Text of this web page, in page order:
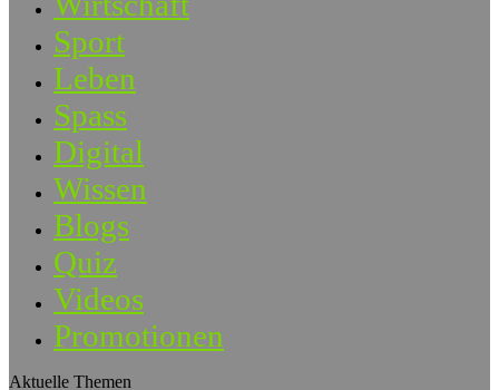
Sport
Leben
Spass
Digital
Wissen
Blogs
Quiz
Videos
Promotionen
Aktuelle Themen